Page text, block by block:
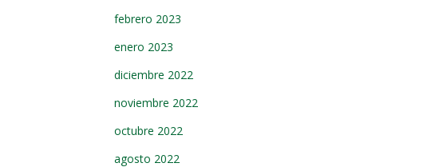
febrero 2023
enero 2023
diciembre 2022
noviembre 2022
octubre 2022
agosto 2022